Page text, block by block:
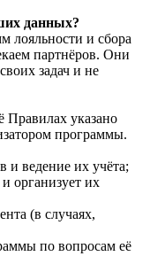
данных?
лояльности и сбора
партнёров. Они
задач и не
Правилах указано
программы.
и ведение их учёта;
организует их
(в случаях,
по вопросам её